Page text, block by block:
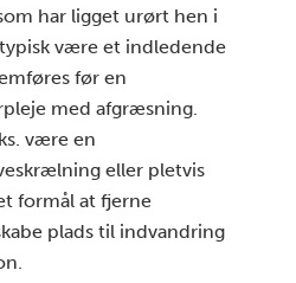
har ligget urørt hen i
være et indledende
før en
med afgræsning.
være en
eller pletvis
formål at fjerne
plads til indvandring